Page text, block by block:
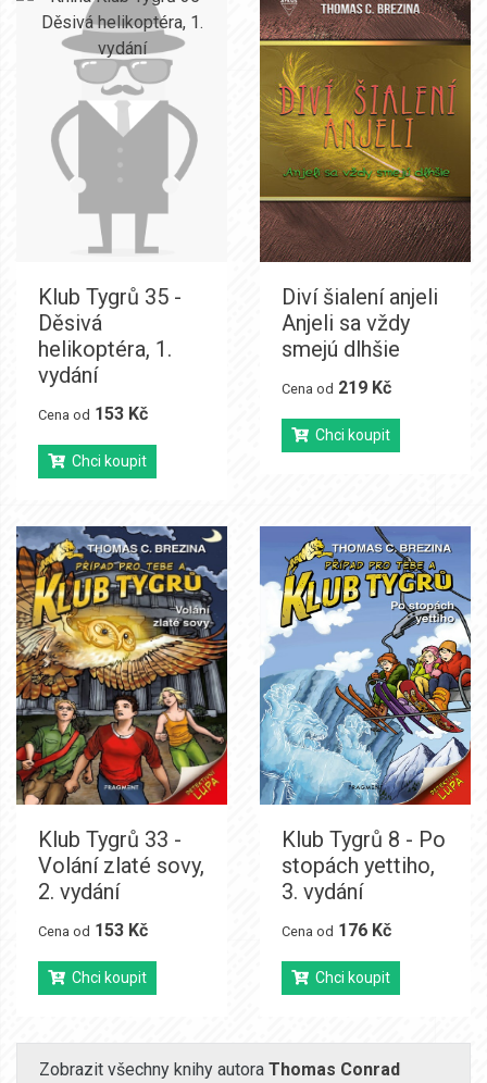
Klub Tygrů 35 -
Děsivá
helikoptéra, 1.
vydání
Cena od 153 Kč
Chci koupit
Diví šialení anjeli
Anjeli sa vždy
smejú dlhšie
Cena od 219 Kč
Chci koupit
Klub Tygrů 33 -
Volání zlaté sovy,
2. vydání
Cena od 153 Kč
Chci koupit
Klub Tygrů 8 - Po
stopách yettiho,
3. vydání
Cena od 176 Kč
Chci koupit
Zobrazit všechny knihy autora Thomas Conrad